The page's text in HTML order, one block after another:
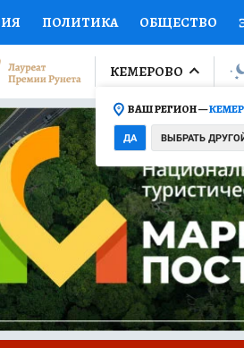
ПОЛИТИКА ОБЩЕСТВО
КОЛУМНИСТЫ
ФИНАНСЫ ОТКРЫВАЕМ МИР
СПОРТ ПРОМОКОДЫ
ТЕЛЕВИЗОР КОНКУРСЫ
КЕМЕРОВО
ВАШ РЕГИОН —
ДА ВЫБРАТЬ